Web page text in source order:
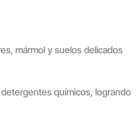
mármol y suelos delicados
químicos, logrando